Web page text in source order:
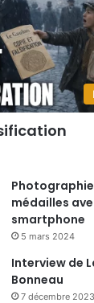
médailles
smartphone
5 mars 2024
Interview de
Bonneau
7 décembre 2023